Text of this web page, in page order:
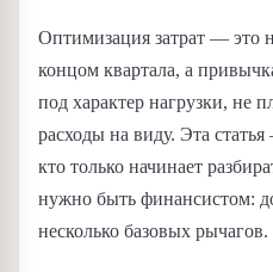
Оптимизация затрат — это
концом квартала, а
под характер нагрузки, не
расходы на виду. Эта
кто только начинает
нужно быть финансистом:
несколько базовых рычагов.